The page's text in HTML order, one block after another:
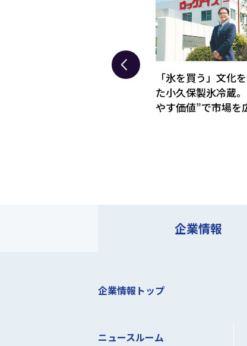
待ちの営業から提案型
「氷を買う」文化
た小久保製氷冷蔵
やす価値”で市場を
企業情報
企業情報トップ
ニュースルーム